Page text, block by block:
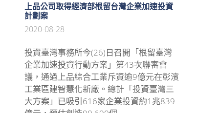
上品公司取得經濟部根留台灣企業加速投資
計劃案
2020-08-28
投資臺灣事務所今(26)日召開「根留臺灣
企業加速投資行動方案」第43次聯審會
議，通過上品綜合工業斥資逾9億元在彰濱
工業區建智慧化新廠。總計「投資臺灣三
大方案」已吸引616家企業投資約1兆839